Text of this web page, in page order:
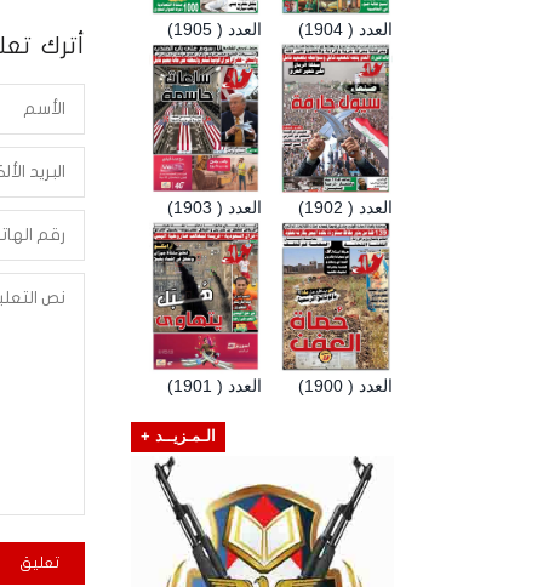
أترك
العدد ( 1905) العدد ( 1904)
العدد ( 1903) العدد ( 1902)
العدد ( 1901) العدد ( 1900)
الـمـزيــد +